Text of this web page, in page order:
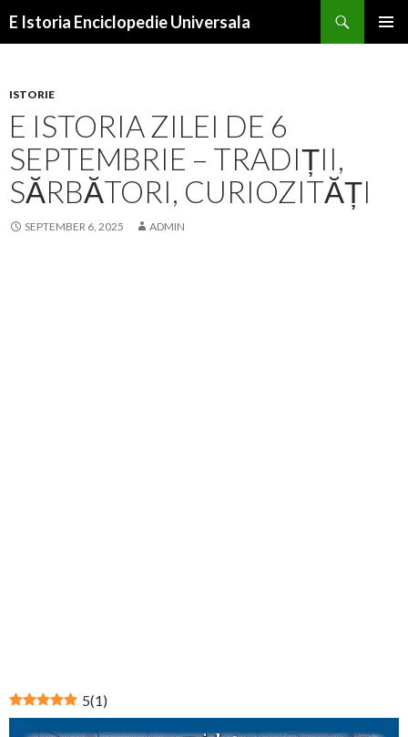
E Istoria Enciclopedie Universala
ISTORIE
E ISTORIA ZILEI DE 6
SEPTEMBRIE – TRADIȚII,
SĂRBĂTORI, CURIOZITĂȚI
SEPTEMBER 6, 2025 ADMIN
5(1)